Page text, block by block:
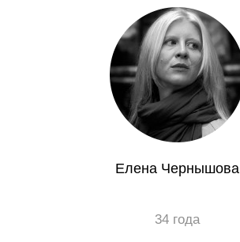
Елена Чернышова
34 года